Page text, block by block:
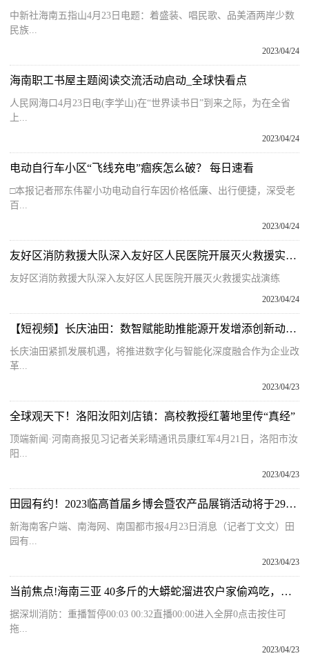
中新社海南五指山4月23日电题：着盛装、唱民歌、品美酒两岸少数
民族...
2023/04/24
海南职工书屋主题阅读交流活动启动_全球快看点
人民网海口4月23日电(李学山)在“世界读书日”到来之际，为在全省
上...
2023/04/24
电动自行车小区“飞线充电”痼疾怎么破？ 每日速看
□本报记者邢东伟翟小功电动自行车因价格低廉、出行便捷，深受老
百...
2023/04/24
友好区消防救援大队深入友好区人民医院开展灭火救援实战演练
友好区消防救援大队深入友好区人民医院开展灭火救援实战演练
2023/04/24
【短视频】长庆油田：数智赋能助推能源开发增添创新动能|当前聚焦
长庆油田紧抓发展机遇，将推进数字化与智能化深度融合作为企业改
革...
2023/04/23
全球观天下！洛阳汝阳刘店镇：高校教授红薯地里传“真经”
顶端新闻·河南商报见习记者关彩晴通讯员康红军4月21日，洛阳市汝
阳...
2023/04/23
田园有约！2023临高首届乡博会暨农产品展销活动将于29日启幕
新海南客户端、南海网、南国都市报4月23日消息（记者丁文文）田
园有...
2023/04/23
当前焦点!海南三亚 40多斤的大蟒蛇溜进农户家偷鸡吃，被抓时撑得走不动道
据深圳消防：重播暂停00:03 00:32直播00:00进入全屏0点击按住可
拖...
2023/04/23